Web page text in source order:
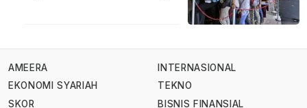
AMEERA
EKONOMI SYARIAH
SKOR
INTERNASIONAL
TEKNO
BISNIS FINANSIAL